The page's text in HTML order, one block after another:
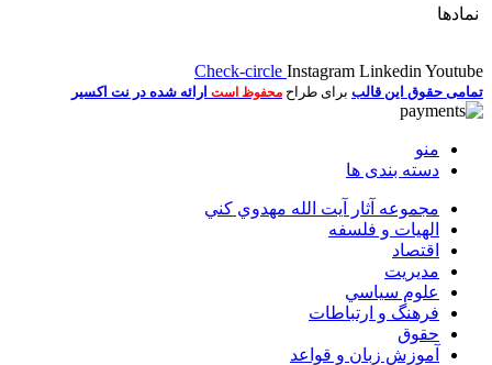
نمادها
Check-circle Instagram Linkedin Youtube
تمامی حقوق این قالب برای طراح محفوظ است ارائه شده در نت اکسیر
منو
دسته بندی ها
مجموعه آثار آيت الله مهدوي كني
الهیات و فلسفه
اقتصاد
مديريت
علوم سياسي
فرهنگ و ارتباطات
حقوق
آموزش زبان و قواعد